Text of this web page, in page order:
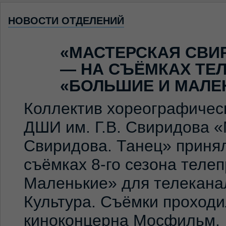
НОВОСТИ ОТДЕЛЕНИЙ
«МАСТЕРСКАЯ
— НА СЪЁМКАХ
«БОЛЬШИЕ И
Коллектив
ДШИ им. Г.В. Свиридова
Свиридова. Танец»
съёмках 8-го сезона
Маленькие» для
Культура. Съёмки
киноконцерна Мосфильм.